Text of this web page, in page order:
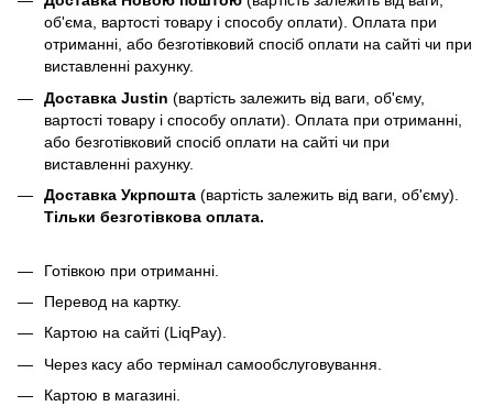
об'єма, вартості товару і способу оплати). Оплата при
отриманні, або безготівковий спосіб оплати на сайті чи при
виставленні рахунку.
Доставка Justin (вартість залежить від ваги, об'єму,
вартості товару і способу оплати). Оплата при отриманні,
або безготівковий спосіб оплати на сайті чи при
виставленні рахунку.
Доставка Укрпошта (вартість залежить від ваги, об'єму).
Тільки безготівкова оплата.
Готівкою при отриманні.
Перевод на картку.
Картою на сайті (LiqPay).
Через касу або термінал самообслуговування.
Картою в магазині.